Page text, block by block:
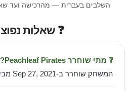
השלבים בעברית — מהרכישה ועד
❓ שאלות
❓ מתי שוחרר Peachleaf Pirates?
המשחק שוחרר ב-Sep 27, 2021 מבית Digerati.